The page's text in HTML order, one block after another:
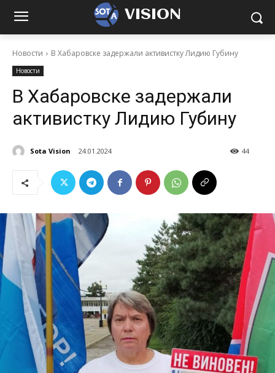
VISION
Новости В Хабаровске задержали активистку Лидию Губину
Новости
В Хабаровске задержали
активистку Лидию Губину
Sota Vision 24.01.2024 44